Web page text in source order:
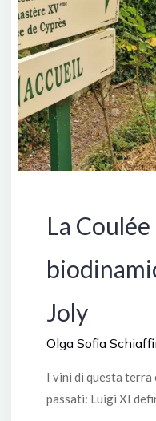
La
Joly
Olga Sofia
I vini di questa terra
passati: Luigi XI